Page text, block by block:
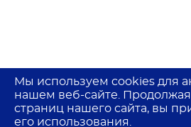
Мы используем cookies для
нашем веб-сайте.
страниц нашего сайта, вы
его использования.